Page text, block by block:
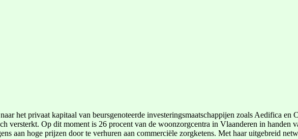
het privaat kapitaal van beursgenoteerde investeringsmaatschappijen zoals Aedifica en
versterkt. Op dit moment is 26 procent van de woonzorgcentra in Vlaanderen in
aan hoge prijzen door te verhuren aan commerciële zorgketens. Met haar uitgebreid